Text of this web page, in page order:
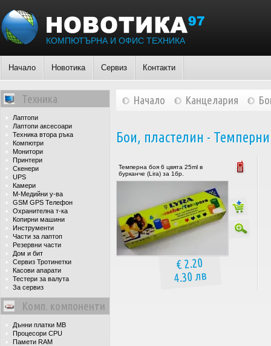
КОМПЮТЪРНА И ОФИС ТЕХНИКА
Начало Новотика Сервиз Контакти
Техника
Лаптопи
Лаптопи аксесоари
Техника втора ръка
Компютри
Монитори
Принтери
Скенери
UPS
Камери
М-Медийни у-ва
GSM GPS Телефон
Охранителна т-ка
Копирни машини
Инструменти
Части за лаптоп
Резервни части
Дом и бит
Сервиз Тротинетки
Касови апарати
Тестери за валута
За сервиз
Комп. компоненти
Дънни платки MB
Процесори CPU
Памети RAM
Начало Канцелария
Бои, пластелин -
Темперна боя 6 цвята 25ml в
бурканче (Lira) за 1бр.
€ 2.20
4.30 лв